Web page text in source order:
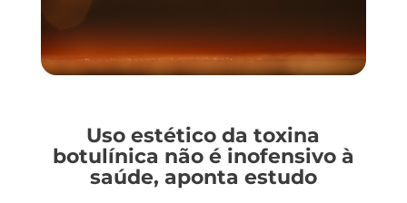
Uso estético da toxina
botulínica não é inofensivo à
saúde, aponta estudo